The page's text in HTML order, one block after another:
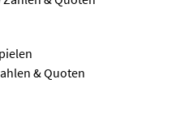
& Quoten